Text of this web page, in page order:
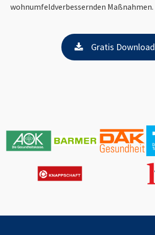
wohnumfeldverbessernden Maßnahmen.
Gratis Download